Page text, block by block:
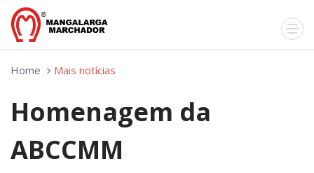
Home Mais notícias
Homenagem da
ABCCMM